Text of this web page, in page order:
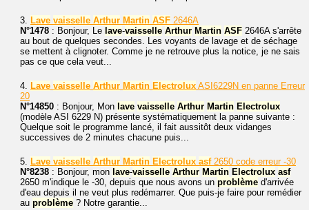
3. Lave vaisselle Arthur Martin ASF 2646A
N°1478 : Bonjour, Le lave-vaisselle Arthur Martin ASF 2646A s'arrête
au bout de quelques secondes. Les voyants de lavage et de séchage
se mettent à clignoter. Comme je ne retrouve plus la notice, je ne sais
pas ce que cela veut...
4. Lave vaisselle Arthur Martin Electrolux ASI6229N en panne Erreur
20
N°14850 : Bonjour, Mon lave vaisselle Arthur Martin Electrolux
(modèle ASI 6229 N) présente systématiquement la panne suivante :
Quelque soit le programme lancé, il fait aussitôt deux vidanges
successives de 2 minutes chacune puis...
5. Lave vaisselle Arthur Martin Electrolux asf2650 code erreur -30
N°8238 : Bonjour, mon lave-vaisselle Arthur Martin Electrolux asf
2650 m'indique le -30, depuis que nous avons un problème d'arrivée
d'eau depuis il ne veut plus redémarrer. Que puis-je faire pour remédier
au problème ? Notre garantie...